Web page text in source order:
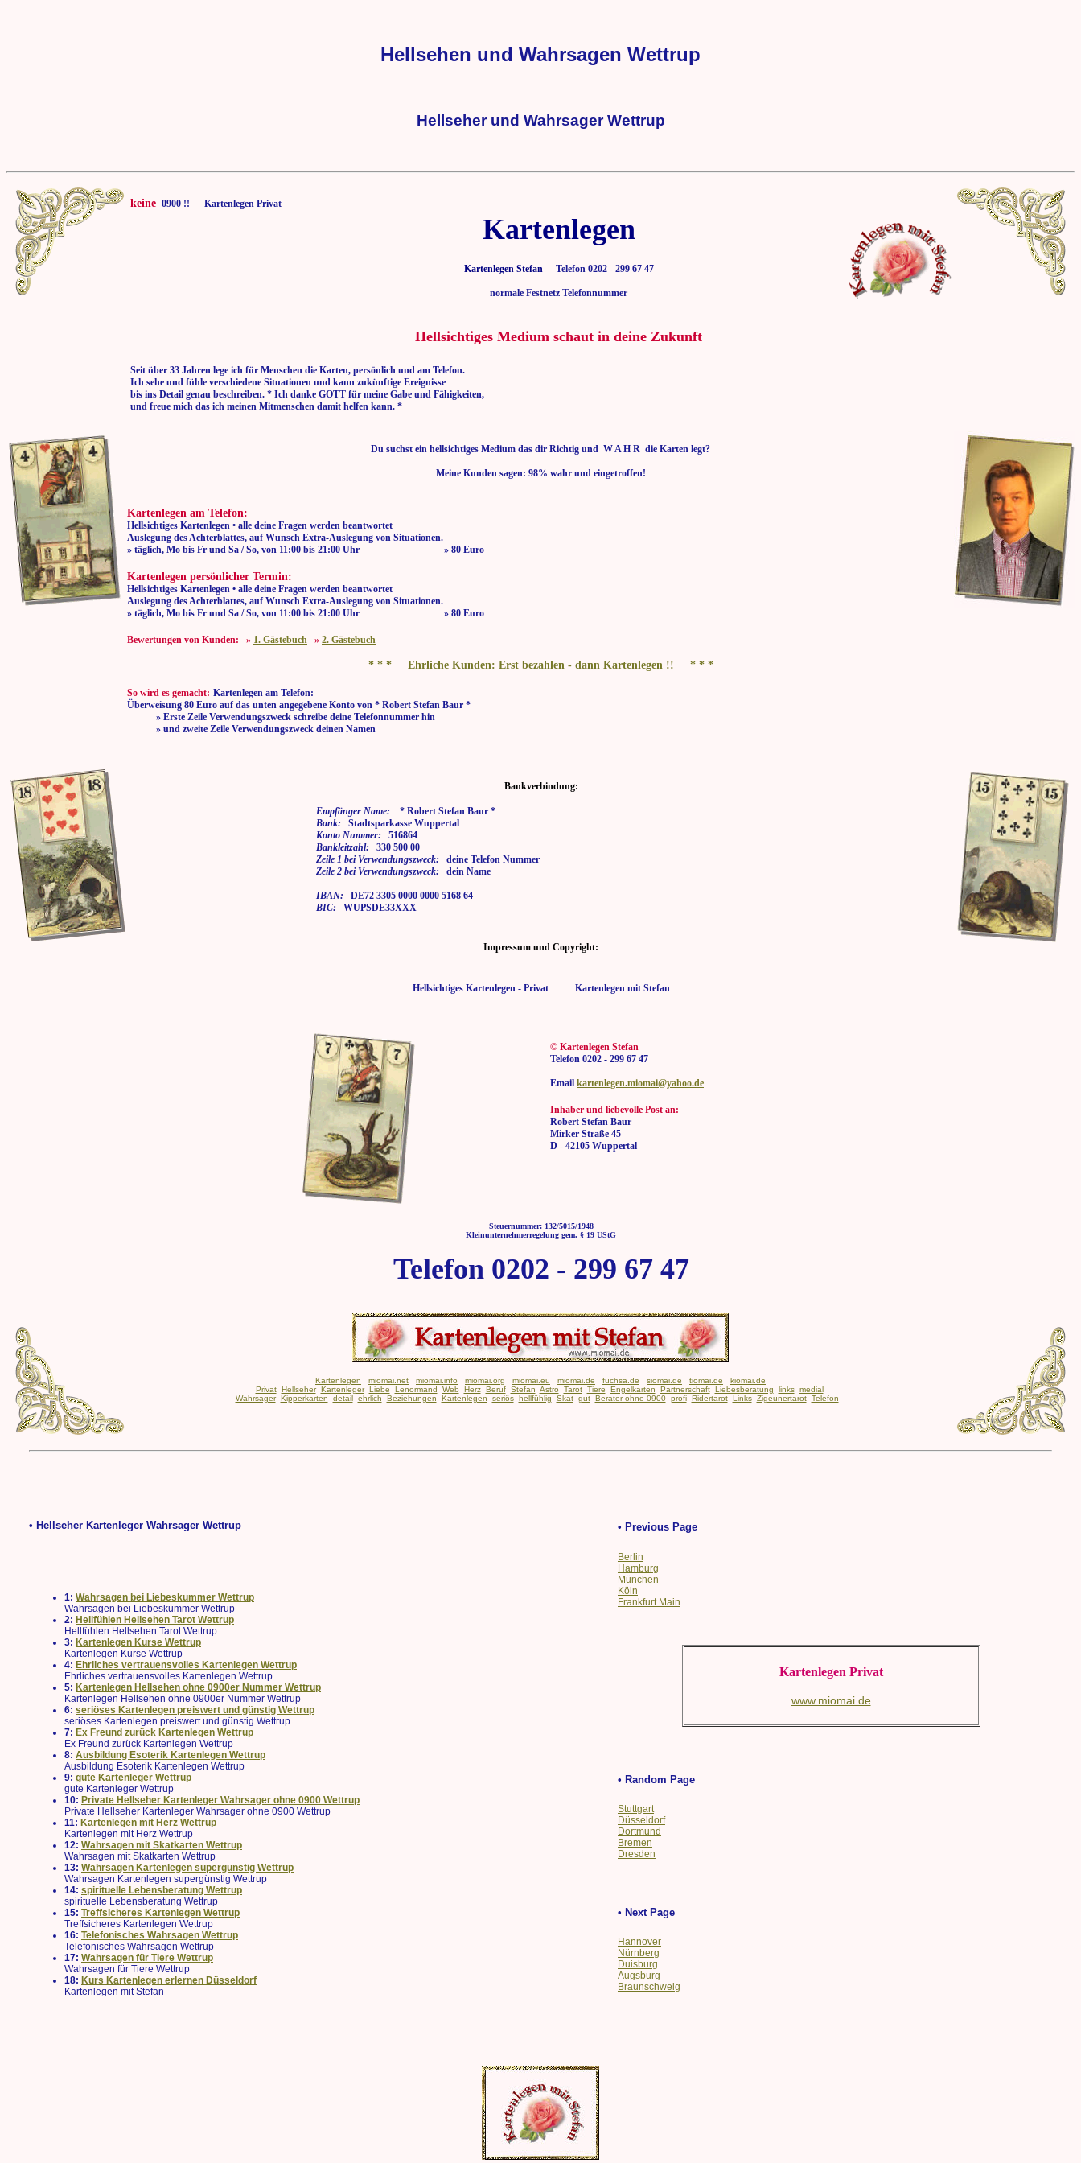
Hellsehen und Wahrsagen Wettrup
Hellseher und Wahrsager Wettrup
keine 0900 !! Kartenlegen Privat
Kartenlegen
Kartenlegen Stefan Telefon 0202 - 299 67 47
normale Festnetz Telefonnummer
Hellsichtiges Medium schaut in deine Zukunft
Seit über 33 Jahren lege ich für Menschen die Karten, persönlich und am Telefon.
Ich sehe und fühle verschiedene Situationen und kann zukünftige Ereignisse
bis ins Detail genau beschreiben. * Ich danke GOTT für meine Gabe und Fähigkeiten,
und freue mich das ich meinen Mitmenschen damit helfen kann. *
Du suchst ein hellsichtiges Medium das dir Richtig und W A H R die Karten legt?
Meine Kunden sagen: 98% wahr und eingetroffen!
Kartenlegen am Telefon:
Hellsichtiges Kartenlegen • alle deine Fragen werden beantwortet
Auslegung des Achterblattes, auf Wunsch Extra-Auslegung von Situationen.
» täglich, Mo bis Fr und Sa / So, von 11:00 bis 21:00 Uhr » 80 Euro
Kartenlegen persönlicher Termin:
Hellsichtiges Kartenlegen • alle deine Fragen werden beantwortet
Auslegung des Achterblattes, auf Wunsch Extra-Auslegung von Situationen.
» täglich, Mo bis Fr und Sa / So, von 11:00 bis 21:00 Uhr » 80 Euro
Bewertungen von Kunden: » 1. Gästebuch » 2. Gästebuch
* * * Ehrliche Kunden: Erst bezahlen - dann Kartenlegen !! * * *
So wird es gemacht: Kartenlegen am Telefon:
Überweisung 80 Euro auf das unten angegebene Konto von * Robert Stefan Baur *
» Erste Zeile Verwendungszweck schreibe deine Telefonnummer hin
» und zweite Zeile Verwendungszweck deinen Namen
Bankverbindung:
Empfänger Name: * Robert Stefan Baur *
Bank: Stadtsparkasse Wuppertal
Konto Nummer: 516864
Bankleitzahl: 330 500 00
Zeile 1 bei Verwendungszweck: deine Telefon Nummer
Zeile 2 bei Verwendungszweck: dein Name
IBAN: DE72 3305 0000 0000 5168 64
BIC: WUPSDE33XXX
Impressum und Copyright:
Hellsichtiges Kartenlegen - Privat Kartenlegen mit Stefan
© Kartenlegen Stefan
Telefon 0202 - 299 67 47
Email kartenlegen.miomai@yahoo.de
Inhaber und liebevolle Post an:
Robert Stefan Baur
Mirker Straße 45
D - 42105 Wuppertal
Steuernummer: 132/5015/1948
Kleinunternehmerregelung gem. § 19 UStG
Telefon 0202 - 299 67 47
Kartenlegen miomai.net miomai.info miomai.org miomai.eu miomai.de fuchsa.de siomai.de tiomai.de
kiomai.de
Privat Hellseher Kartenleger Liebe Lenormand Web Herz Beruf Stefan Astro Tarot Tiere Engelkarten Partnerschaft Liebesberatung links medial
Wahrsager Kipperkarten detail ehrlich Beziehungen Kartenlegen seriös hellfühlig Skat gut Berater ohne 0900 profi Ridertarot Links Zigeunertarot Telefon
• Hellseher Kartenleger Wahrsager Wettrup
1: Wahrsagen bei Liebeskummer Wettrup
Wahrsagen bei Liebeskummer Wettrup
2: Hellfühlen Hellsehen Tarot Wettrup
Hellfühlen Hellsehen Tarot Wettrup
3: Kartenlegen Kurse Wettrup
Kartenlegen Kurse Wettrup
4: Ehrliches vertrauensvolles Kartenlegen Wettrup
Ehrliches vertrauensvolles Kartenlegen Wettrup
5: Kartenlegen Hellsehen ohne 0900er Nummer Wettrup
Kartenlegen Hellsehen ohne 0900er Nummer Wettrup
6: seriöses Kartenlegen preiswert und günstig Wettrup
seriöses Kartenlegen preiswert und günstig Wettrup
7: Ex Freund zurück Kartenlegen Wettrup
Ex Freund zurück Kartenlegen Wettrup
8: Ausbildung Esoterik Kartenlegen Wettrup
Ausbildung Esoterik Kartenlegen Wettrup
9: gute Kartenleger Wettrup
gute Kartenleger Wettrup
10: Private Hellseher Kartenleger Wahrsager ohne 0900 Wettrup
Private Hellseher Kartenleger Wahrsager ohne 0900 Wettrup
11: Kartenlegen mit Herz Wettrup
Kartenlegen mit Herz Wettrup
12: Wahrsagen mit Skatkarten Wettrup
Wahrsagen mit Skatkarten Wettrup
13: Wahrsagen Kartenlegen supergünstig Wettrup
Wahrsagen Kartenlegen supergünstig Wettrup
14: spirituelle Lebensberatung Wettrup
spirituelle Lebensberatung Wettrup
15: Treffsicheres Kartenlegen Wettrup
Treffsicheres Kartenlegen Wettrup
16: Telefonisches Wahrsagen Wettrup
Telefonisches Wahrsagen Wettrup
17: Wahrsagen für Tiere Wettrup
Wahrsagen für Tiere Wettrup
18: Kurs Kartenlegen erlernen Düsseldorf
Kartenlegen mit Stefan
• Previous Page
Berlin
Hamburg
München
Köln
Frankfurt Main
Kartenlegen Privat
www.miomai.de
• Random Page
Stuttgart
Düsseldorf
Dortmund
Bremen
Dresden
• Next Page
Hannover
Nürnberg
Duisburg
Augsburg
Braunschweig